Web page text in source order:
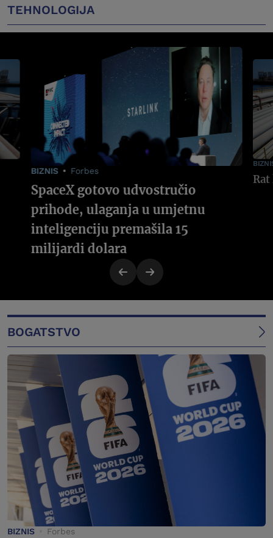
TEHNOLOGIJA
BIZNIS Forbes
SpaceX gotovo udvostručio
prihode, ulaganja u umjetnu
inteligenciju premašila 15
milijardi dolara
BOGATSTVO
BIZNIS Forbes